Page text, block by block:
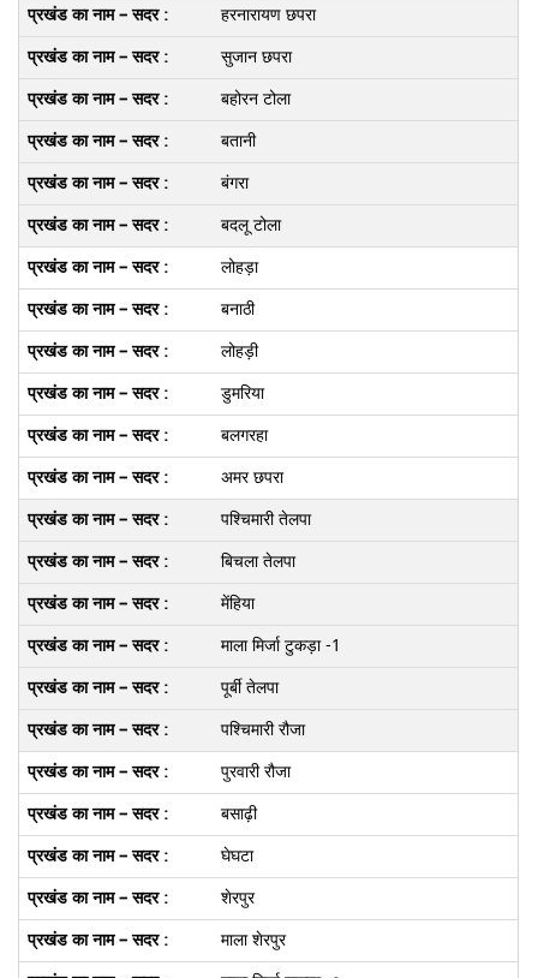
हरनारायण छपरा
सुजान छपरा
बहोरन टोला
बतानी
बंगरा
बदलू टोला
लोहड़ा
बनाठी
लोहड़ी
डुमरिया
बलगरहा
अमर छपरा
पश्चिमारी तेलपा
बिचला तेलपा
मेंहिया
माला मिर्जा टुकड़ा -1
पूर्बी तेलपा
पश्चिमारी रौजा
पुरवारी रौजा
बसाढ़ी
घेघटा
शेरपुर
माला शेरपुर